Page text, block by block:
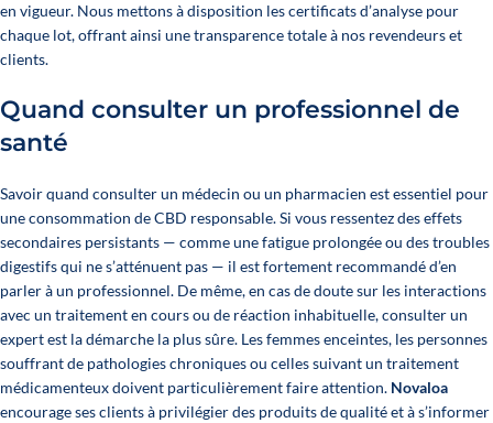
en vigueur. Nous mettons à disposition les certificats d’analyse pour
chaque lot, offrant ainsi une transparence totale à nos revendeurs et
clients.
Quand consulter un professionnel de
santé
Savoir quand consulter un médecin ou un pharmacien est essentiel pour
une consommation de CBD responsable. Si vous ressentez des effets
secondaires persistants — comme une fatigue prolongée ou des troubles
digestifs qui ne s’atténuent pas — il est fortement recommandé d’en
parler à un professionnel. De même, en cas de doute sur les interactions
avec un traitement en cours ou de réaction inhabituelle, consulter un
expert est la démarche la plus sûre. Les femmes enceintes, les personnes
souffrant de pathologies chroniques ou celles suivant un traitement
médicamenteux doivent particulièrement faire attention. Novaloa
encourage ses clients à privilégier des produits de qualité et à s’informer